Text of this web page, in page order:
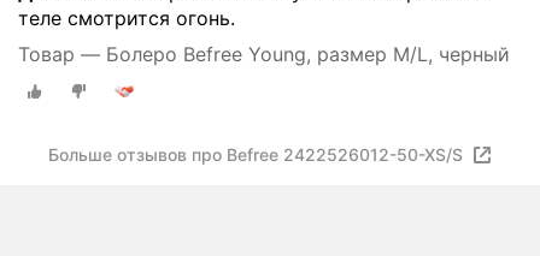
теле смотрится огонь.
Товар — Болеро Befree Young, размер M/L, черный
Больше отзывов про Befree 2422526012-50-XS/S